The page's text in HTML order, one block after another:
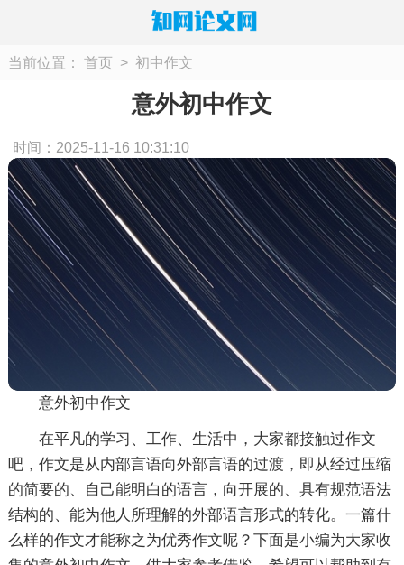
当前位置： 首页 > 初中作文
意外初中作文
时间：2025-11-16 10:31:10
意外初中作文
在平凡的学习、工作、生活中，大家都接触过作文
吧，作文是从内部言语向外部言语的过渡，即从经过压缩
的简要的、自己能明白的语言，向开展的、具有规范语法
结构的、能为他人所理解的外部语言形式的转化。一篇什
么样的作文才能称之为优秀作文呢？下面是小编为大家收